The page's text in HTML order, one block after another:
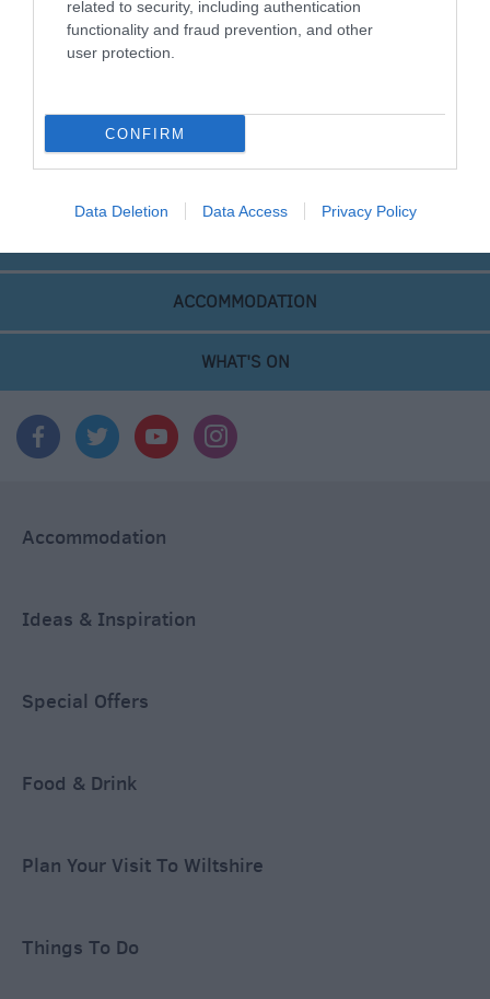
related to security, including authentication
functionality and fraud prevention, and other
user protection.
CONFIRM
Data Deletion Data Access Privacy Policy
Corsham
Salisbury
ACCOMMODATION
WHAT'S ON
Accommodation
Ideas & Inspiration
Special Offers
Food & Drink
Plan Your Visit To Wiltshire
Things To Do